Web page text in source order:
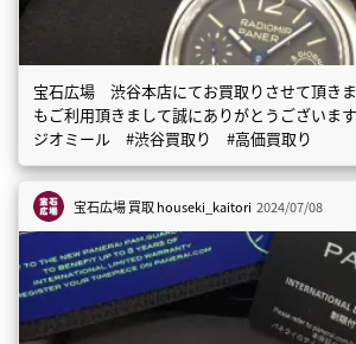
宝石広場 渋谷本店にてお買取りさせて頂き
もご利用頂きまして誠にありがとうございま
ジオミール #渋谷買取り #高価買取り
宝石広場 買取houseki_kaitori 2024/07/08